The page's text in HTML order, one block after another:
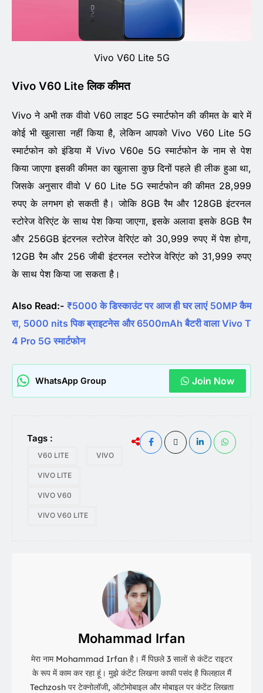
Vivo V60 Lite 5G
Vivo V60 Lite लिक कीमत
Vivo ने अभी तक वीवो V60 लाइट 5G स्मार्टफोन की कीमत के बारे में
कोई भी खुलासा नहीं किया है, लेकिन आपको Vivo V60 Lite 5G
स्मार्टफोन को इंडिया में Vivo V60e 5G स्मार्टफोन के नाम से पेश
किया जाएगा इसकी कीमत का खुलासा कुछ दिनों पहले ही लीक हुआ था,
जिसके अनुसार वीवो V 60 Lite 5G स्मार्टफोन की कीमत 28,999
रुपए के लगभग हो सकती है। जोकि 8GB रैम और 128GB इंटरनल
स्टोरेज वेरिएंट के साथ पेश किया जाएगा, इसके अलावा इसके 8GB रैम
और 256GB इंटरनल स्टोरेज वेरिएंट को 30,999 रुपए में पेश होगा,
12GB रैम और 256 जीबी इंटरनल स्टोरेज वेरिएंट को 31,999 रुपए
के साथ पेश किया जा सकता है।
Also Read:- ₹5000 के डिस्काउंट पर आज ही घर लाएं 50MP कैम
रा, 5000 nits पिक ब्राइटनेस और 6500mAh बैटरी वाला Vivo T
4 Pro 5G स्मार्टफोन
WhatsApp Group Join Now
Tags :
V60 LITE VIVO
VIVO LITE
VIVO V60
VIVO V60 LITE
Mohammad Irfan
मेरा नाम Mohammad Irfan है। मैं पिछले 3 सालों से कंटेंट राइटर
के रूप में काम कर रहा हूं। मुझे कंटेंट लिखना काफी पसंद है फिलहाल मैं
Techzosh पर टेक्नोलॉजी, ऑटोमोबाइल और मोबाइल पर कंटेंट लिखता